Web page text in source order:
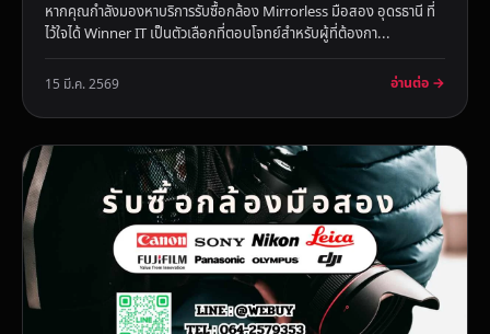
หากคุณกำลังมองหาบริการรับซื้อกล้อง Mirrorless มือสอง อุดรธานี ที่
ไว้ใจได้ Winner IT เป็นตัวเลือกที่ตอบโจทย์สำหรับผู้ที่ต้องกา...
15 มี.ค. 2569 อ่านต่อ →